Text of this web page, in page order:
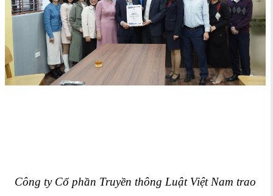
Công ty Cổ phần Truyền thông Luật Việt Nam trao